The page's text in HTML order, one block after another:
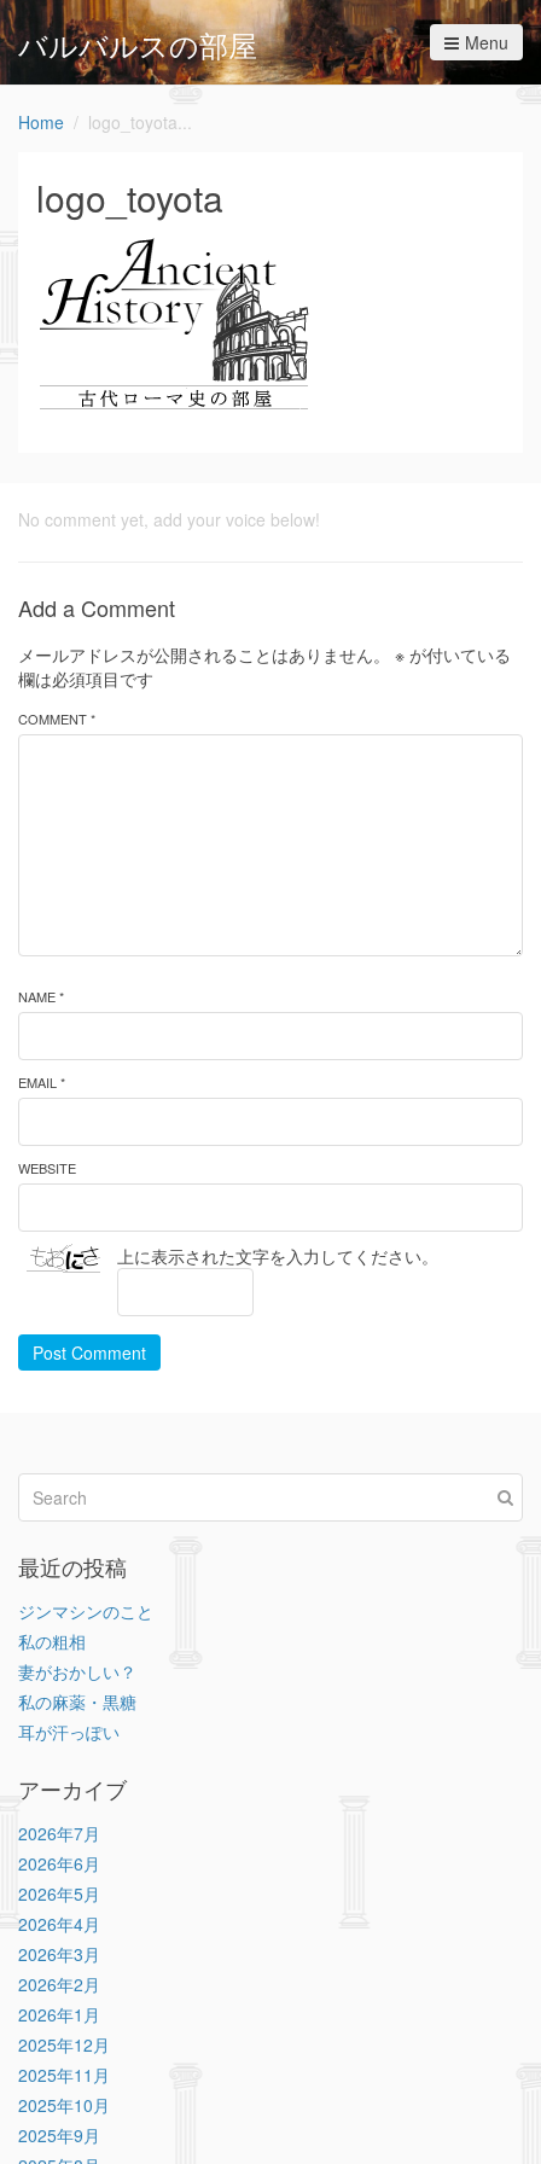
バルバルスの部屋 Menu
Home logo_toyota
logo_toyota
No comment yet, add your voice below!
Add a Comment
メールアドレスが公開されることはありません。 ※ が付いている
欄は必須項目です
COMMENT *
NAME *
EMAIL *
WEBSITE
上に表示された文字を入力してください。
Post Comment
最近の投稿
ジンマシンのこと
私の粗相
妻がおかしい？
私の麻薬・黒糖
耳が汗っぽい
アーカイブ
2026年7月
2026年6月
2026年5月
2026年4月
2026年3月
2026年2月
2026年1月
2025年12月
2025年11月
2025年10月
2025年9月